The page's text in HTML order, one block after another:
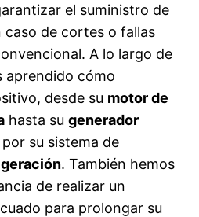
el suministro de
caso de cortes o fallas
A lo largo de
aprendido cómo
desde su motor de
hasta sugenerador
su sistema de
. También hemos
de realizar un
para prolongar su